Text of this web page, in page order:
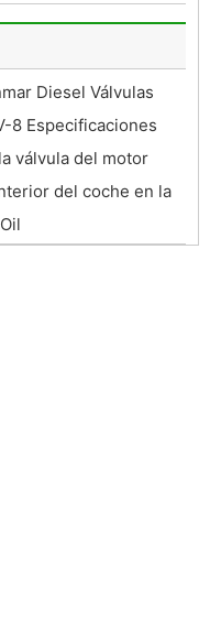
Diesel Válvulas
8 Especificaciones
válvula del motor
del coche en la